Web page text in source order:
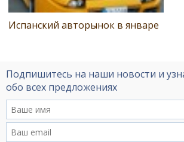
Испанский авторынок в январе
Подпишитесь на наши новости и
обо всех предложениях